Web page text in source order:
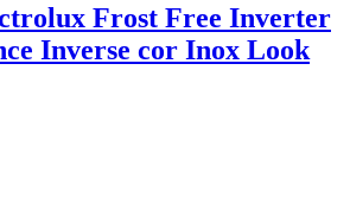
Frost Free Inverter
Inverse cor Inox Look